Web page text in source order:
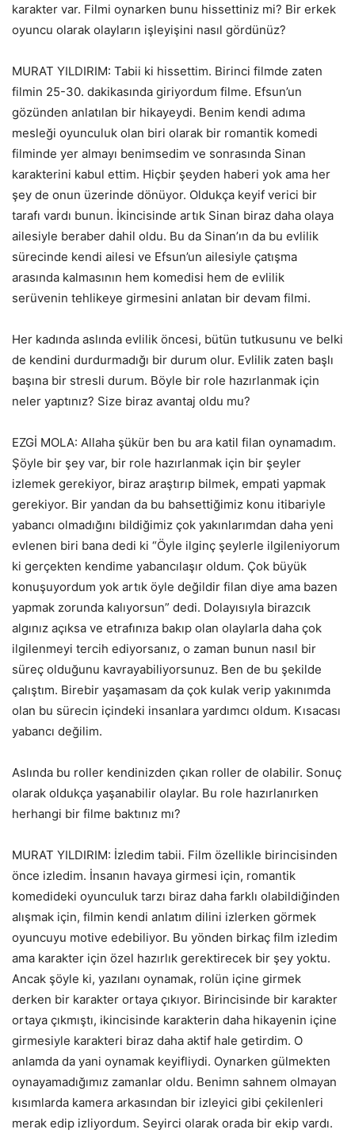
karakter var. Filmi oynarken bunu hissettiniz mi? Bir erkek
oyuncu olarak olayların işleyişini nasıl gördünüz?
MURAT YILDIRIM: Tabii ki hissettim. Birinci filmde zaten
filmin 25-30. dakikasında giriyordum filme. Efsun’un
gözünden anlatılan bir hikayeydi. Benim kendi adıma
mesleği oyunculuk olan biri olarak bir romantik komedi
filminde yer almayı benimsedim ve sonrasında Sinan
karakterini kabul ettim. Hiçbir şeyden haberi yok ama her
şey de onun üzerinde dönüyor. Oldukça keyif verici bir
tarafı vardı bunun. İkincisinde artık Sinan biraz daha olaya
ailesiyle beraber dahil oldu. Bu da Sinan’ın da bu evlilik
sürecinde kendi ailesi ve Efsun’un ailesiyle çatışma
arasında kalmasının hem komedisi hem de evlilik
serüvenin tehlikeye girmesini anlatan bir devam filmi.
Her kadında aslında evlilik öncesi, bütün tutkusunu ve belki
de kendini durdurmadığı bir durum olur. Evlilik zaten başlı
başına bir stresli durum. Böyle bir role hazırlanmak için
neler yaptınız? Size biraz avantaj oldu mu?
EZGİ MOLA: Allaha şükür ben bu ara katil filan oynamadım.
Şöyle bir şey var, bir role hazırlanmak için bir şeyler
izlemek gerekiyor, biraz araştırıp bilmek, empati yapmak
gerekiyor. Bir yandan da bu bahsettiğimiz konu itibariyle
yabancı olmadığını bildiğimiz çok yakınlarımdan daha yeni
evlenen biri bana dedi ki “Öyle ilginç şeylerle ilgileniyorum
ki gerçekten kendime yabancılaşır oldum. Çok büyük
konuşuyordum yok artık öyle değildir filan diye ama bazen
yapmak zorunda kalıyorsun” dedi. Dolayısıyla birazcık
algınız açıksa ve etrafınıza bakıp olan olaylarla daha çok
ilgilenmeyi tercih ediyorsanız, o zaman bunun nasıl bir
süreç olduğunu kavrayabiliyorsunuz. Ben de bu şekilde
çalıştım. Birebir yaşamasam da çok kulak verip yakınımda
olan bu sürecin içindeki insanlara yardımcı oldum. Kısacası
yabancı değilim.
Aslında bu roller kendinizden çıkan roller de olabilir. Sonuç
olarak oldukça yaşanabilir olaylar. Bu role hazırlanırken
herhangi bir filme baktınız mı?
MURAT YILDIRIM: İzledim tabii. Film özellikle birincisinden
önce izledim. İnsanın havaya girmesi için, romantik
komedideki oyunculuk tarzı biraz daha farklı olabildiğinden
alışmak için, filmin kendi anlatım dilini izlerken görmek
oyuncuyu motive edebiliyor. Bu yönden birkaç film izledim
ama karakter için özel hazırlık gerektirecek bir şey yoktu.
Ancak şöyle ki, yazılanı oynamak, rolün içine girmek
derken bir karakter ortaya çıkıyor. Birincisinde bir karakter
ortaya çıkmıştı, ikincisinde karakterin daha hikayenin içine
girmesiyle karakteri biraz daha aktif hale getirdim. O
anlamda da yani oynamak keyifliydi. Oynarken gülmekten
oynayamadığımız zamanlar oldu. Benimn sahnem olmayan
kısımlarda kamera arkasından bir izleyici gibi çekilenleri
merak edip izliyordum. Seyirci olarak orada bir ekip vardı.